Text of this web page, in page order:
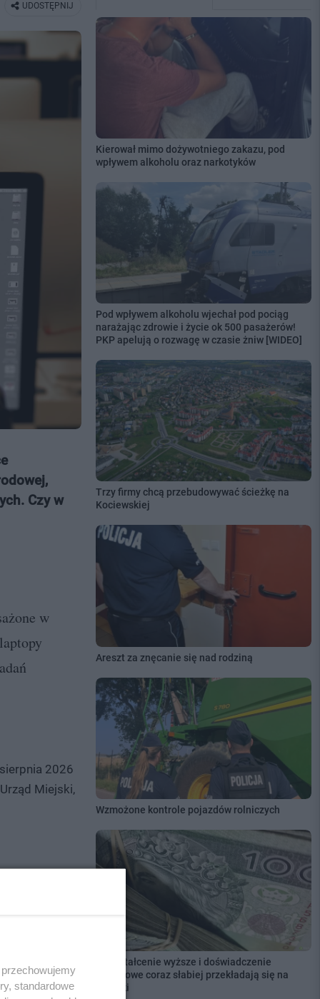
UDOSTĘPNIJ
Czy w
w
2026
Miejski,
po prostu
Kierował mimo dożywotniego zakazu, pod
wpływem alkoholu oraz narkotyków
Pod wpływem alkoholu wjechał pod pociąg
narażając zdrowie i życie ok 500 pasażerów!
PKP apelują o rozwagę w czasie żniw [WIDEO]
Trzy firmy chcą przebudowywać ścieżkę na
Kociewskiej
Areszt za znęcanie się nad rodziną
Wzmożone kontrole pojazdów rolniczych
Wykształcenie wyższe i doświadczenie
zawodowe coraz słabiej przekładają się na
zarobki
standardowe